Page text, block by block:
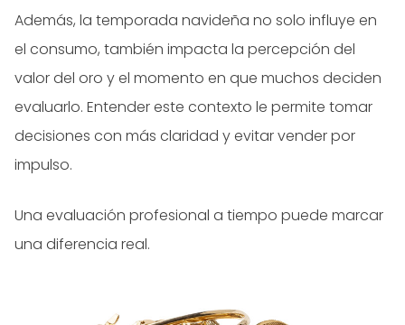
Además, la temporada navideña no solo influye en
el consumo, también impacta la percepción del
valor del oro y el momento en que muchos deciden
evaluarlo. Entender este contexto le permite tomar
decisiones con más claridad y evitar vender por
impulso.
Una evaluación profesional a tiempo puede marcar
una diferencia real.